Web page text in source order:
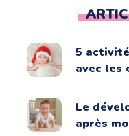
5
avec les
Le
après